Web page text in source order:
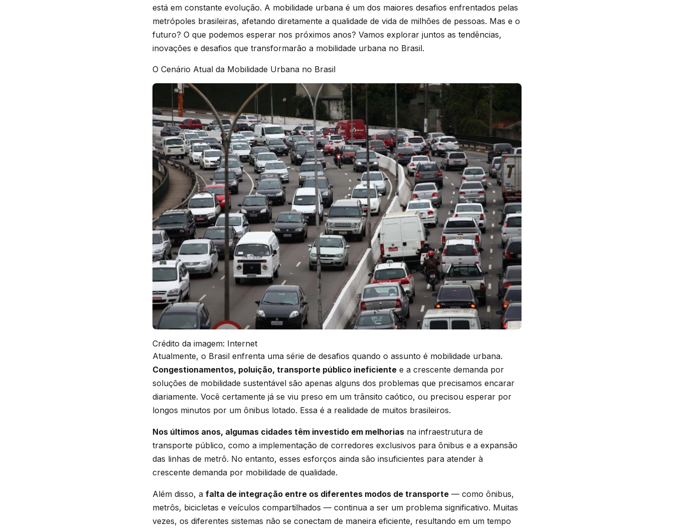
está em constante evolução. A mobilidade urbana é um dos maiores desafios enfrentados pelas
metrópoles brasileiras, afetando diretamente a qualidade de vida de milhões de pessoas. Mas e o
futuro? O que podemos esperar nos próximos anos? Vamos explorar juntos as tendências,
inovações e desafios que transformarão a mobilidade urbana no Brasil.
O Cenário Atual da Mobilidade Urbana no Brasil
Crédito da imagem: Internet
Atualmente, o Brasil enfrenta uma série de desafios quando o assunto é mobilidade urbana.
Congestionamentos, poluição, transporte público ineficiente e a crescente demanda por
soluções de mobilidade sustentável são apenas alguns dos problemas que precisamos encarar
diariamente. Você certamente já se viu preso em um trânsito caótico, ou precisou esperar por
longos minutos por um ônibus lotado. Essa é a realidade de muitos brasileiros.
Nos últimos anos, algumas cidades têm investido em melhorias na infraestrutura de
transporte público, como a implementação de corredores exclusivos para ônibus e a expansão
das linhas de metrô. No entanto, esses esforços ainda são insuficientes para atender à
crescente demanda por mobilidade de qualidade.
Além disso, a falta de integração entre os diferentes modos de transporte — como ônibus,
metrôs, bicicletas e veículos compartilhados — continua a ser um problema significativo. Muitas
vezes, os diferentes sistemas não se conectam de maneira eficiente, resultando em um tempo